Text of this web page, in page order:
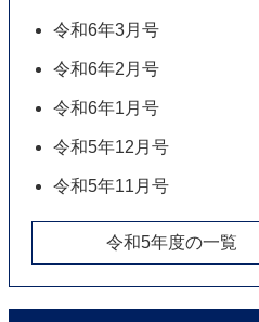
令和6年3月号
令和6年2月号
令和6年1月号
令和5年12月号
令和5年11月号
令和5年度の一覧